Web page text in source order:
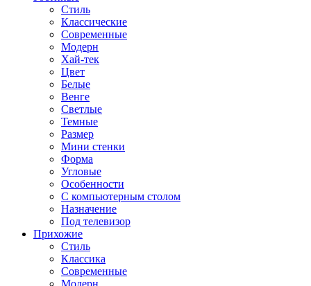
Стиль
Классические
Современные
Модерн
Хай-тек
Цвет
Белые
Венге
Светлые
Темные
Размер
Мини стенки
Форма
Угловые
Особенности
С компьютерным столом
Назначение
Под телевизор
Прихожие
Стиль
Классика
Современные
Модерн